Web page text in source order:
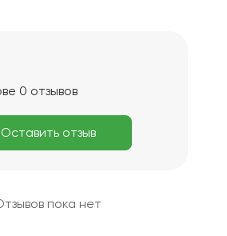
0 отзывов
пока нет
Оставить отзыв